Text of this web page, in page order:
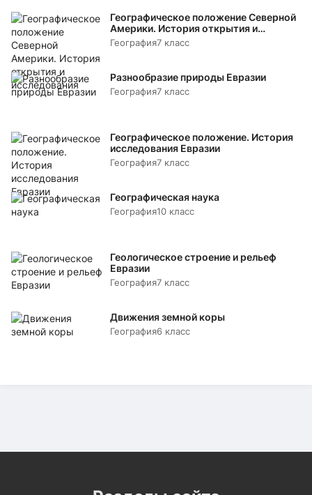
Географическое положение Северной
Америки. История открытия и
исследования
География7 класс
Разнообразие природы Евразии
География7 класс
Географическое положение. История
исследования Евразии
География7 класс
Географическая наука
География10 класс
Геологическое строение и рельеф
Евразии
География7 класс
Движения земной коры
География6 класс